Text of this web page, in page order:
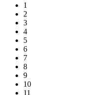
1
2
3
4
5
6
7
8
9
10
11